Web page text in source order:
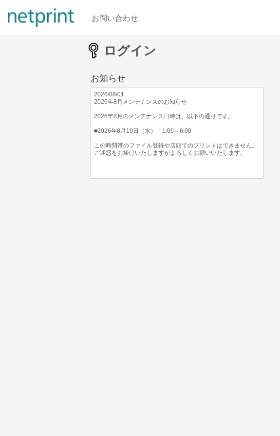
お問い合わせ
ログイン
お知らせ
2026/08/01
2026年8月メンテナンスのお知らせ
2026年8月のメンテナンス日時は、以下の通りです。
■2026年8月19日（水） 1:00～6:00
この時間帯のファイル登録や店頭でのプリントはできません。
ご迷惑をお掛けいたしますがよろしくお願いいたします。